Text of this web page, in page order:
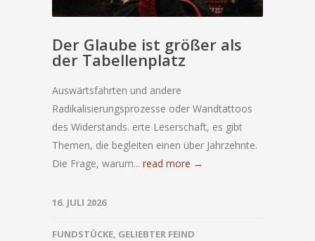
Der Glaube ist größer als
der Tabellenplatz
Auswärtsfahrten und andere
Radikalisierungsprozesse oder Wandtattoos
des Widerstands. erte Leserschaft, es gibt
Themen, die begleiten einen über Jahrzehnte.
Die Frage, warum... read more →
16. JULI 2026
FUNDSTÜCKE, GELIEBTER FEIND